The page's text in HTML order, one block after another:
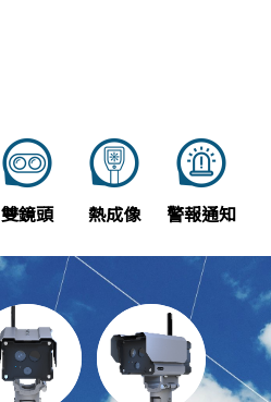
雙鏡頭 熱成像 警報通知